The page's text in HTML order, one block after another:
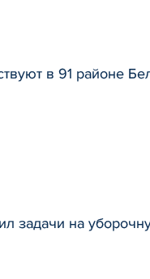
в 91 районе
задачи на